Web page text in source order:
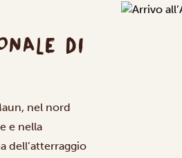
DI
nel nord
e nella
dell’atterraggio